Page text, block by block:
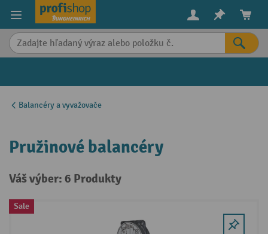
content
Balancéry a vyvažovače
Pružinové balancéry
Váš výber: 6 Produkty
Sale